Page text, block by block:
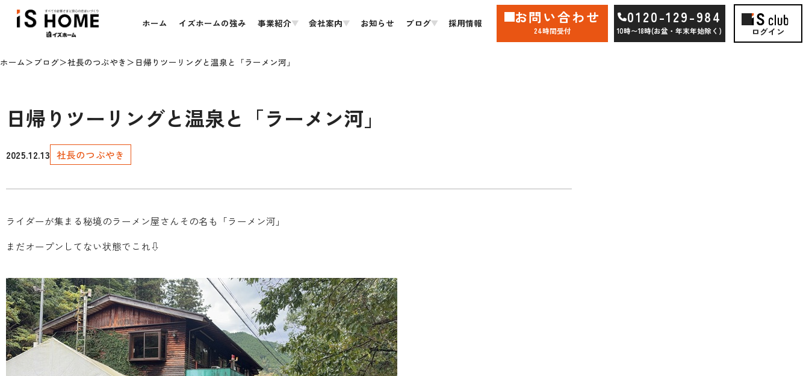
ホーム イズホームの強み 事業紹介 会社案内 お知らせ ブログ 採用情報 お問い合わせ
24時間受付
0120-129-984
10時〜18時(お盆・年末年始除く) ログイン
ホーム ブログ 社長のつぶやき 日帰りツーリングと温泉と「ラーメン河」
日帰りツーリングと温泉と「ラーメン河」
2025.12.13 社長のつぶやき
ライダーが集まる秘境のラーメン屋さんその名も「ラーメン河」
まだオープンしてない状態でこれ⇩